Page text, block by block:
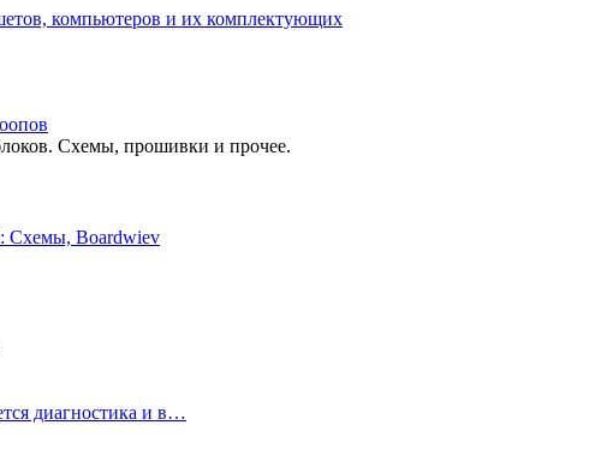
компьютеров и их комплектующих
Схемы, прошивки и прочее.
Схемы, Boardwiev
диагностика и в…